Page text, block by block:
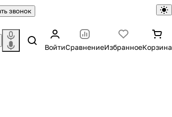
звонок
ВойтиСравнениеИзбранноеКорзина